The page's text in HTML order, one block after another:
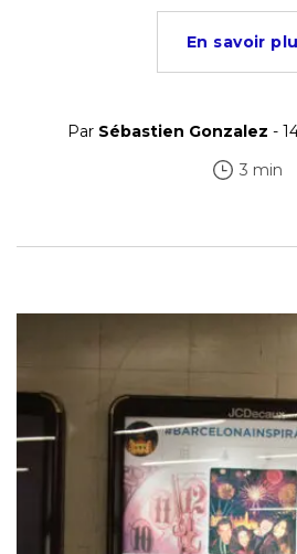
En savoir
Par Sébastien Gonzalez -
3 min